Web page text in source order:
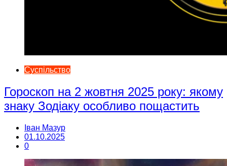
Суспільство
Гороскоп на 2 жовтня 2025 року: якому
знаку Зодіаку особливо пощастить
Іван Мазур
01.10.2025
0